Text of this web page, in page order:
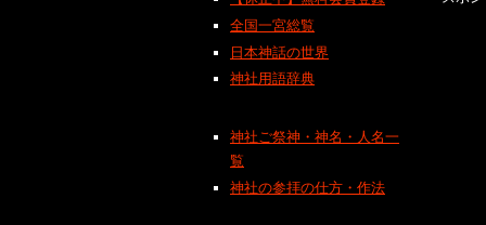
全国一宮総覧
日本神話の世界
神社用語辞典
神社ご祭神・神名・人名一
覧
神社の参拝の仕方・作法